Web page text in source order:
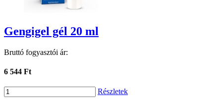
Gengigel gél 20 ml
Bruttó fogyasztói ár:
6 544 Ft
Részletek